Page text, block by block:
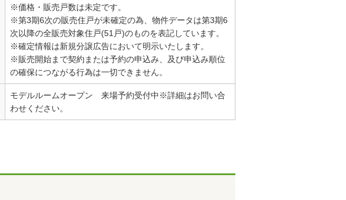
※価格・販売戸数は未定です。
※第3期6次の販売住戸が未確定の為、物件データは第3期6
次以降の全販売対象住戸(51戸)のものを表記しています。
※確定情報は新規分譲広告において明示いたします。
※販売開始まで契約または予約の申込み、及び申込み順位
の確保につながる行為は一切できません。
モデルルームオープン 来場予約受付中※詳細はお問い合
わせください。